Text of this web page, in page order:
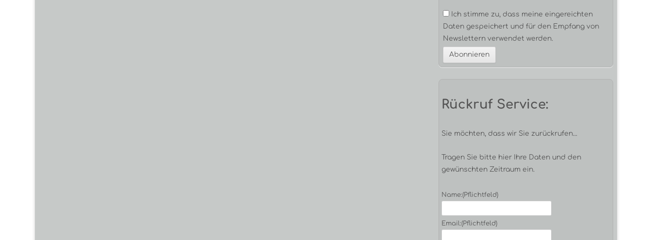
Ich stimme zu, dass meine eingereichten
Daten gespeichert und für den Empfang von
Newslettern verwendet werden.
Rückruf Service:
Sie möchten, dass wir Sie zurückrufen...
Tragen Sie bitte hier Ihre Daten und den
gewünschten Zeitraum ein.
Name:(Pflichtfeld)
Email:(Pflichtfeld)